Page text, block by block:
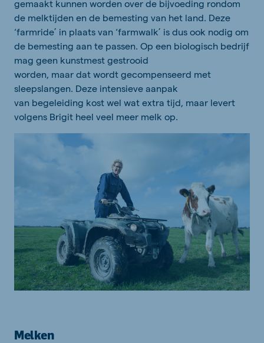
gemaakt kunnen worden over de bijvoeding rondom
de melktijden en de bemesting van het land. Deze
‘farmride’ in plaats van ‘farmwalk’ is dus ook nodig om
de bemesting aan te passen. Op een biologisch bedrijf
mag geen kunstmest gestrooid
worden, maar dat wordt gecompenseerd met
sleepslangen. Deze intensieve aanpak
van begeleiding kost wel wat extra tijd, maar levert
volgens Brigit heel veel meer melk op.
Melken